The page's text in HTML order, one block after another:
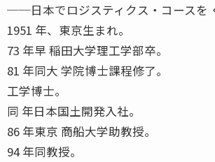
──日本でロジスティクス・コースを
1951 年、東京生まれ。
73 年早 稲田大学理工学部卒。
81 年同大 学院博士課程修了。
工学博士。
同 年日本国土開発入社。
86 年東京 商船大学助教授。
94 年同教授。